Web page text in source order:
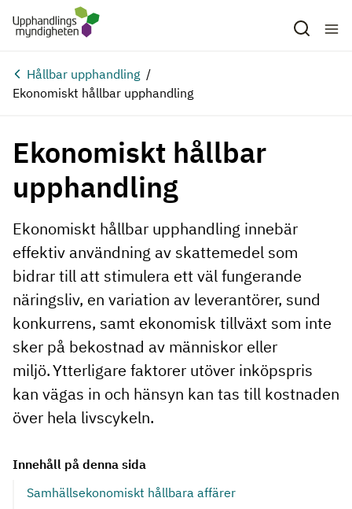
Hoppa till huvudinnehåll
Hållbar upphandling
Ekonomiskt hållbar upphandling
Ekonomiskt hållbar
upphandling
Ekonomiskt hållbar upphandling innebär
effektiv användning av skattemedel som
bidrar till att stimulera ett väl fungerande
näringsliv, en variation av leverantörer, sund
konkurrens, samt ekonomisk tillväxt som inte
sker på bekostnad av människor eller
miljö. Ytterligare faktorer utöver inköpspris
kan vägas in och hänsyn kan tas till kostnaden
över hela livscykeln.
Innehåll på denna sida
Samhällsekonomiskt hållbara affärer